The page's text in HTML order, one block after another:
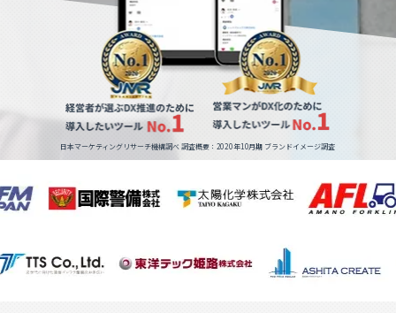
日本マーケティングリサーチ機構調べ 調査概要：2020年10月期 ブランドイメージ調査